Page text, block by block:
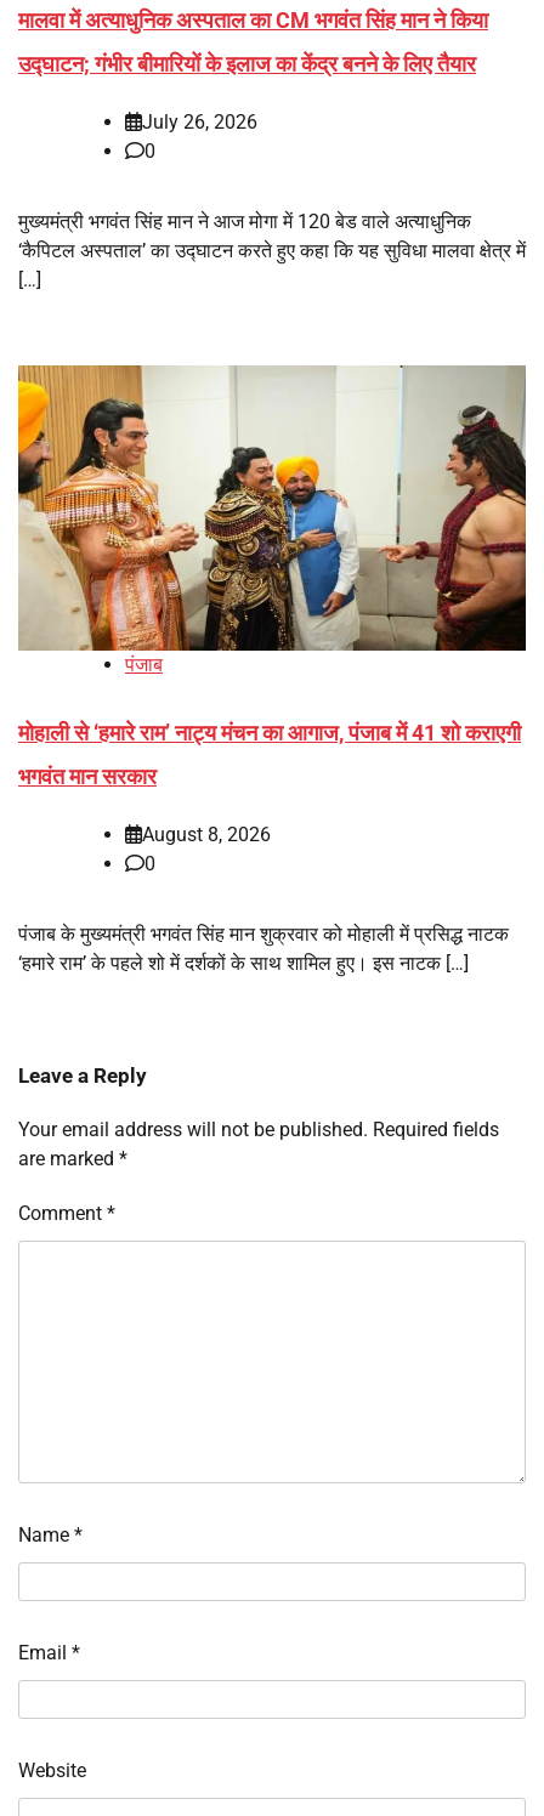
मालवा में अत्याधुनिक अस्पताल का CM भगवंत सिंह मान ने किया
उद्घाटन; गंभीर बीमारियों के इलाज का केंद्र बनने के लिए तैयार
July 26, 2026
0
मुख्यमंत्री भगवंत सिंह मान ने आज मोगा में 120 बेड वाले अत्याधुनिक
‘कैपिटल अस्पताल’ का उद्घाटन करते हुए कहा कि यह सुविधा मालवा क्षेत्र में
[…]
पंजाब
मोहाली से ‘हमारे राम’ नाट्य मंचन का आगाज, पंजाब में 41 शो कराएगी
भगवंत मान सरकार
August 8, 2026
0
पंजाब के मुख्यमंत्री भगवंत सिंह मान शुक्रवार को मोहाली में प्रसिद्ध नाटक
‘हमारे राम’ के पहले शो में दर्शकों के साथ शामिल हुए। इस नाटक […]
Leave a Reply
Your email address will not be published. Required fields
are marked *
Comment *
Name *
Email *
Website